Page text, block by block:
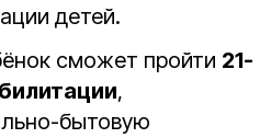
детей.
сможет пройти 21-
,
бытовую